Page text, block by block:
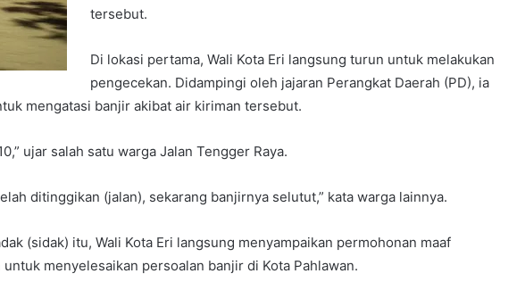
tersebut.
Di lokasi pertama, Wali Kota Eri langsung turun untuk melakukan
pengecekan. Didampingi oleh jajaran Perangkat Daerah (PD), ia
mengatasi banjir akibat air kiriman tersebut.
ujar salah satu warga Jalan Tengger Raya.
ditinggikan (jalan), sekarang banjirnya selutut,” kata warga lainnya.
(sidak) itu, Wali Kota Eri langsung menyampaikan permohonan maaf
menyelesaikan persoalan banjir di Kota Pahlawan.